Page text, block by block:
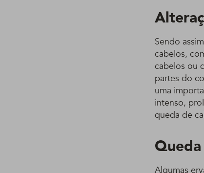
Sendo
cabelos,
cabelos ou
partes do
uma
intenso,
queda de
Algumas